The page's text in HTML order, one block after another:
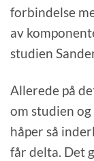
forbindelse
av
studien
Allerede på
om studien
håper så
får delta. Det